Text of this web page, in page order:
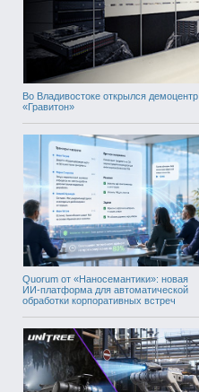
Во Владивостоке открылся демоцентр
«Гравитон»
Quorum от «Наносемантики»: новая
ИИ-платформа для автоматической
обработки корпоративных встреч